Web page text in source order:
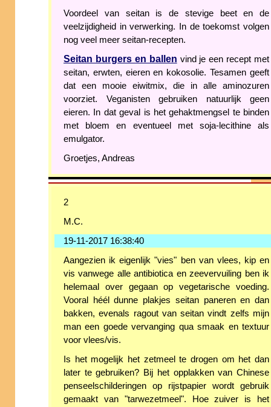
Voordeel van seitan is de stevige beet en de
veelzijdigheid in verwerking. In de toekomst volgen
nog veel meer seitan-recepten.
Seitan burgers en ballen vind je een recept met
seitan, erwten, eieren en kokosolie. Tesamen geeft
dat een mooie eiwitmix, die in alle aminozuren
voorziet. Veganisten gebruiken natuurlijk geen
eieren. In dat geval is het gehaktmengsel te binden
met bloem en eventueel met soja-lecithine als
emulgator.
Groetjes, Andreas
2
M.C.
19-11-2017 16:38:40
Aangezien ik eigenlijk "vies" ben van vlees, kip en
vis vanwege alle antibiotica en zeevervuiling ben ik
helemaal over gegaan op vegetarische voeding.
Vooral héél dunne plakjes seitan paneren en dan
bakken, evenals ragout van seitan vindt zelfs mijn
man een goede vervanging qua smaak en textuur
voor vlees/vis.
Is het mogelijk het zetmeel te drogen om het dan
later te gebruiken? Bij het opplakken van Chinese
penseelschilderingen op rijstpapier wordt gebruik
gemaakt van "tarwezetmeel". Hoe zuiver is het